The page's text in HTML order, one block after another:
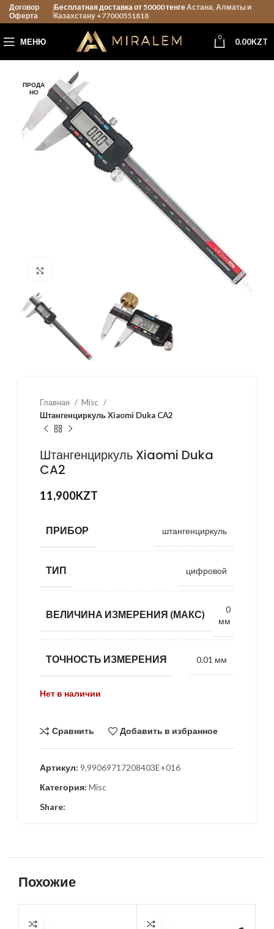
Договор
Оферта
Бесплатная доставка от 50000 тенгеАстана, Алматы и
Казахстану +77000551818
МЕНЮ 0 0.00KZT
ПРОДА
НО
Главная
Misc
Штангенциркуль Xiaomi Duka CA2
Штангенциркуль Xiaomi Duka
CA2
11,900KZT
ПРИБОР штангенциркуль
ТИП цифровой
ВЕЛИЧИНА ИЗМЕРЕНИЯ (МАКС)
0
мм
ТОЧНОСТЬ ИЗМЕРЕНИЯ 0.01 мм
Нет в наличии
Сравнить Добавить в избранное
Артикул: 9,99069717208403E+016
Категория: Misc
Share:
Похожие